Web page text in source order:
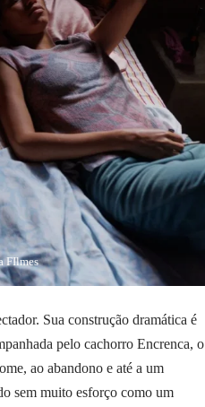
FIlmes
Sua construção dramática é
pelo cachorro Encrenca, o
ao abandono e até a um
sem muito esforço como um